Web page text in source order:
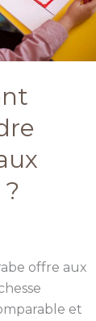
offre aux
et